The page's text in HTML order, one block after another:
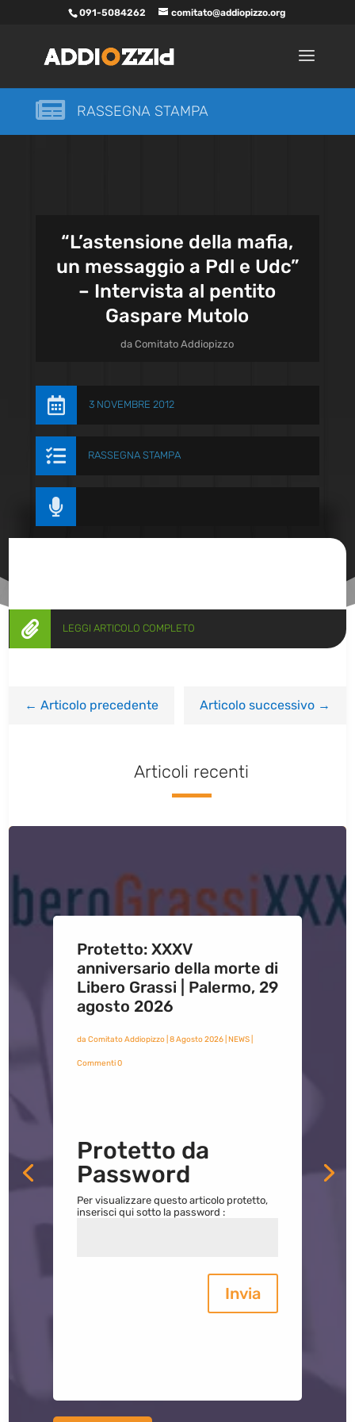
091-5084262 comitato@addiopizzo.org
 RASSEGNA STAMPA
“L’astensione della mafia,
un messaggio a Pdl e Udc”
– Intervista al pentito
Gaspare Mutolo
daComitato Addiopizzo
 3 NOVEMBRE 2012
 RASSEGNA STAMPA

 LEGGI ARTICOLO COMPLETO
←Articolo precedente Articolo successivo→
Articoli recenti
Protetto: XXXV
anniversario della morte di
Libero Grassi | Palermo, 29
agosto 2026
da Comitato Addiopizzo| 8 Agosto 2026| NEWS|
Commenti 0
Protetto da
Password
Per visualizzare questo articolo protetto,
inserisci qui sotto la password :
Invia